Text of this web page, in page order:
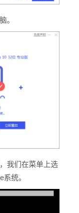
。
我们在菜单上选
统。